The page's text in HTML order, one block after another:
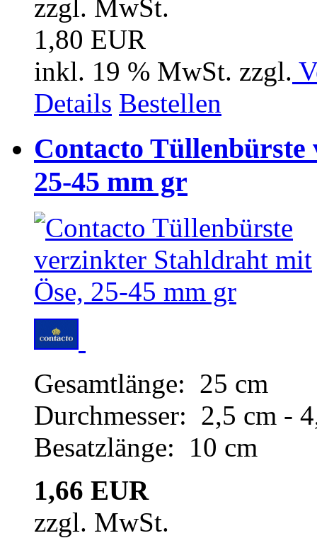
zzgl. MwSt.
1,80 EUR
inkl. 19 % MwSt. zzgl.
Details Bestellen
Contacto
25-45 mm gr
Gesamtlänge: 25 cm
Durchmesser: 2,5 cm -
Besatzlänge: 10 cm
1,66 EUR
zzgl. MwSt.